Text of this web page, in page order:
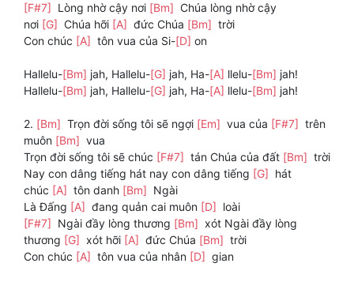
[F#7] Lòng nhờ cậy nơi [Bm] Chúa lòng nhờ cậy
nơi [G] Chúa hỡi [A] đức Chúa [Bm] trời
Con chúc [A] tôn vua của Si-[D] on
Hallelu-[Bm] jah, Hallelu-[G] jah, Ha-[A] llelu-[Bm] jah!
Hallelu-[Bm] jah, Hallelu-[G] jah, Ha-[A] llelu-[Bm] jah!
2. [Bm] Trọn đời sống tôi sẽ ngợi [Em] vua của [F#7] trên
muôn [Bm] vua
Trọn đời sống tôi sẽ chúc [F#7] tán Chúa của đất [Bm] trời
Nay con dâng tiếng hát nay con dâng tiếng [G] hát
chúc [A] tôn danh [Bm] Ngài
Là Đấng [A] đang quản cai muôn [D] loài
[F#7] Ngài đầy lòng thương [Bm] xót Ngài đầy lòng
thương [G] xót hỡi [A] đức Chúa [Bm] trời
Con chúc [A] tôn vua của nhân [D] gian